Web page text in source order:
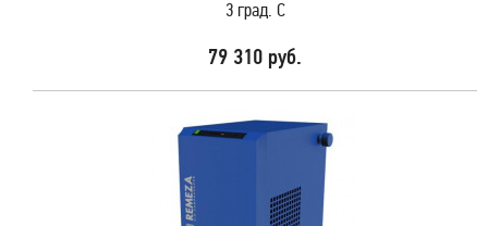
3 град. С
79 310 руб.